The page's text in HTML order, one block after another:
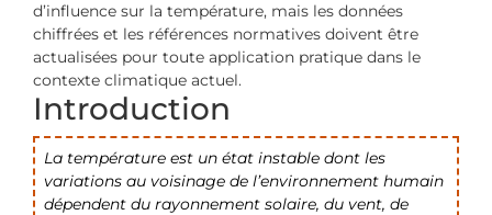
d’influence sur la température, mais les données
chiffrées et les références normatives doivent être
actualisées pour toute application pratique dans le
contexte climatique actuel.
Introduction
La température est un état instable dont les
variations au voisinage de l’environnement humain
dépendent du rayonnement solaire, du vent, de